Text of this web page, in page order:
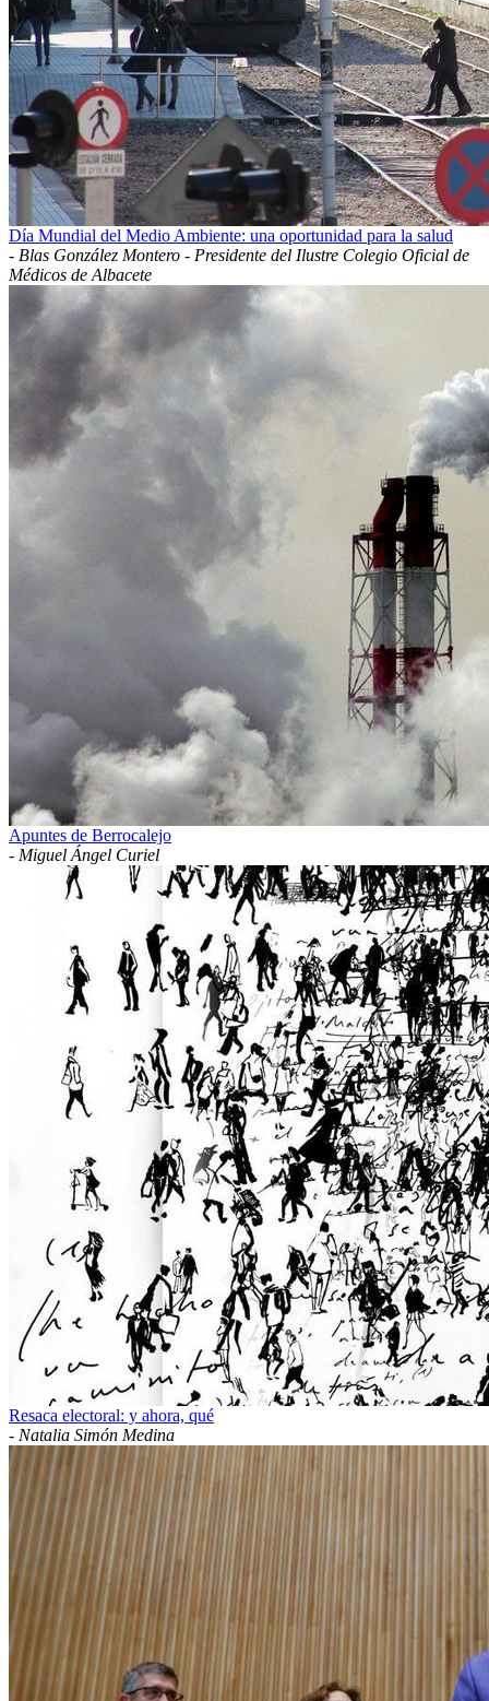
Día Mundial del Medio Ambiente: una oportunidad para la salud
- Blas González Montero - Presidente del Ilustre Colegio Oficial de
Médicos de Albacete
Apuntes de Berrocalejo
- Miguel Ángel Curiel
Resaca electoral: y ahora, qué
- Natalia Simón Medina